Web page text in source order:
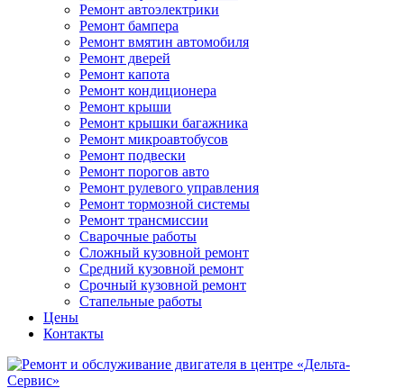
Ремонт автоэлектрики
Ремонт бампера
Ремонт вмятин автомобиля
Ремонт дверей
Ремонт капота
Ремонт кондиционера
Ремонт крыши
Ремонт крышки багажника
Ремонт микроавтобусов
Ремонт подвески
Ремонт порогов авто
Ремонт рулевого управления
Ремонт тормозной системы
Ремонт трансмиссии
Сварочные работы
Сложный кузовной ремонт
Средний кузовной ремонт
Срочный кузовной ремонт
Стапельные работы
Цены
Контакты